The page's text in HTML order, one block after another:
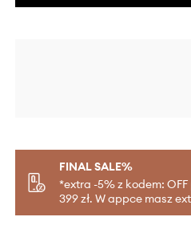
FINAL SALE%
*extra -5% z kodem:
399 zł. W appce masz